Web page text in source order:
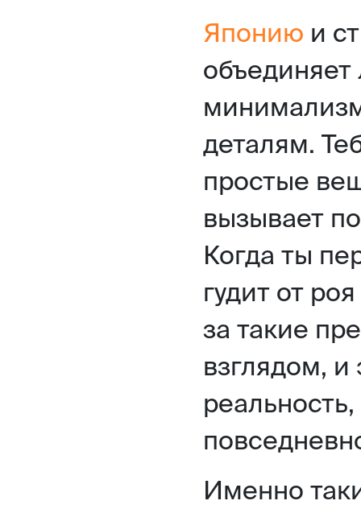
Японию и
объединяет
деталям.
простые
вызывает
Когда ты
гудит от
за такие
взглядом, и
Именно